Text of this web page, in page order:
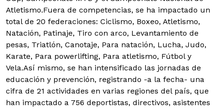
Atletismo.Fuera de competencias, se ha impactado un
total de 20 federaciones: Ciclismo, Boxeo, Atletismo,
Natación, Patinaje, Tiro con arco, Levantamiento de
pesas, Triatlón, Canotaje, Para natación, Lucha, Judo,
Karate, Para powerlifting, Para atletismo, Fútbol y
Vela.Así mismo, se han intensificado las jornadas de
educación y prevención, registrando -a la fecha- una
cifra de 21 actividades en varias regiones del país, que
han impactado a 756 deportistas, directivos, asistentes